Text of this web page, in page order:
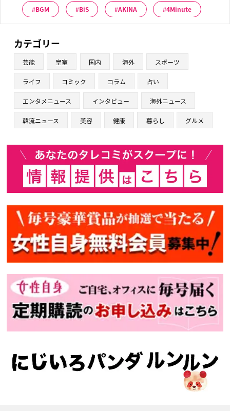
BGM BiS AKINA 4Minute
カテゴリー
芸能 皇室 国内 海外 スポーツ
ライフ コミック コラム 占い
エンタメニュース インタビュー 海外ニュース
韓流ニュース 美容 健康 暮らし グルメ